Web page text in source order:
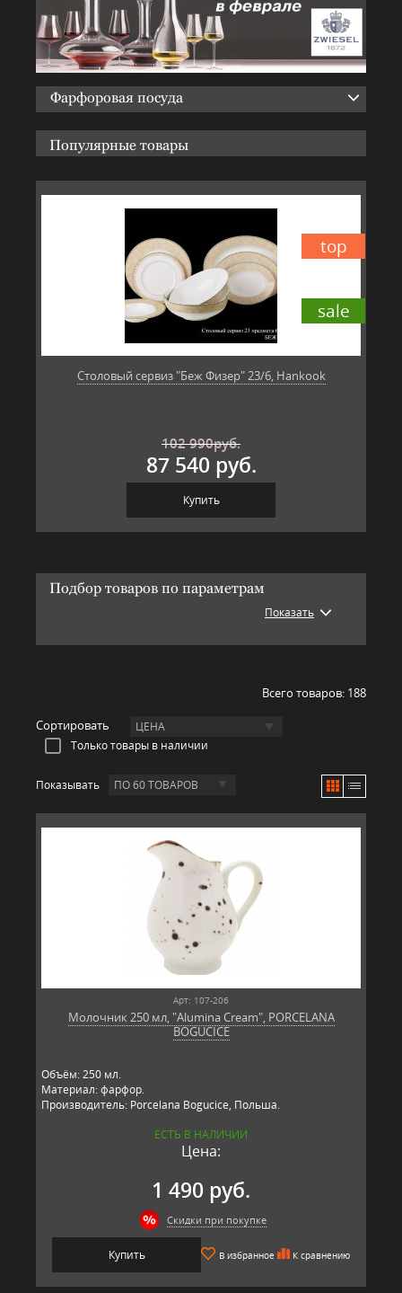
Фарфоровая посуда
Популярные товары
sale
top
Столовый сервиз "Беж Физер" 23/6, Hankook
102 990руб.
87 540 руб.
Купить
Подбор товаров по параметрам
Показать
Всего товаров: 188
Сортировать
ЦЕНА
Только товары в наличии
Показывать ПО 60 ТОВАРОВ
Арт: 107-206
Молочник 250 мл, "Alumina Cream", PORCELANA
BOGUCICE
Объём: 250 мл.
Материал: фарфор.
Производитель: Porcelana Bogucice, Польша.
ЕСТЬ В НАЛИЧИИ
Цена:
1 490 руб.
Скидки при покупке
Купить В избранное К сравнению